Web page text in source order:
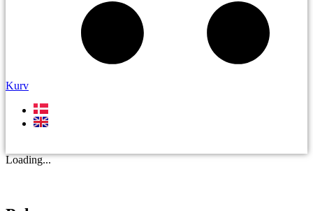
Kurv
Loading...